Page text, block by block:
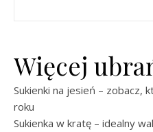
Więcej
Sukienki na jesień – zobacz,
roku
Sukienka w kratę – idealny